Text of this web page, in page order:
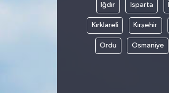
Iğdır Isparta
Kırklareli Kırşehir
Ordu Osmaniye